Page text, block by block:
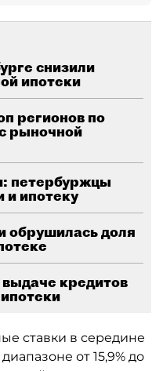
снизили
ипотеки
регионов по
рыночной
петербуржцы
и ипотеку
обрушилась доля
кредитов
ставки в середине
от 15,9% до